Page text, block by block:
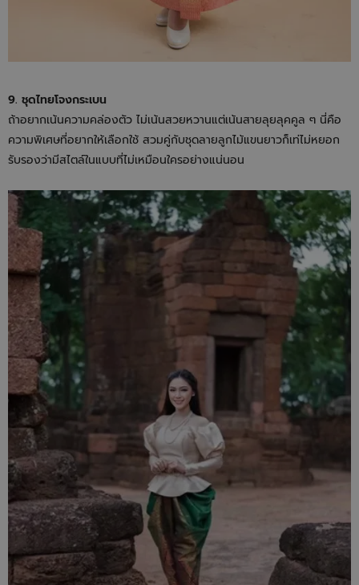
9. ชุดไทยโจงกระเบน
ถ้าอยากเน้นความคล่องตัว ไม่เน้นสวยหวานแต่เน้นสายลุยลุคคูล ๆ นี่คือ
ความพิเศษที่อยากให้เลือกใช้ สวมคู่กับชุดลายลูกไม้แขนยาวก็เท่ไม่หยอก
รับรองว่ามีสไตล์ในแบบที่ไม่เหมือนใครอย่างแน่นอน